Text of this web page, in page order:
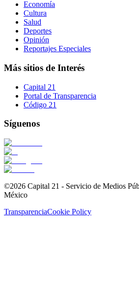
Economía
Cultura
Salud
Deportes
Opinión
Reportajes Especiales
Más sitios de Interés
Capital 21
Portal de Transparencia
Código 21
Síguenos
©2026 Capital 21 - Servicio de Medios
México
TransparenciaCookie Policy